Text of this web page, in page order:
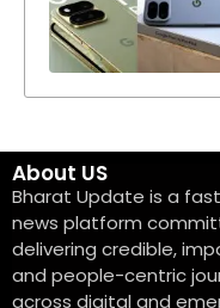
About US
Bharat Update is a
news platform
delivering credible,
and people-centric
across digital and